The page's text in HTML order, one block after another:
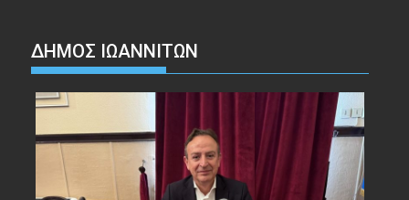
ΔΗΜΟΣ ΙΩΑΝΝΙΤΩΝ